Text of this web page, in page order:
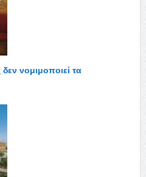
νομιμοποιεί τα